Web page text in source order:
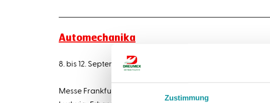
Zustimmung
Automechanika
8. bis 12. September 2026, Frankfurt
Messe Frankfurt